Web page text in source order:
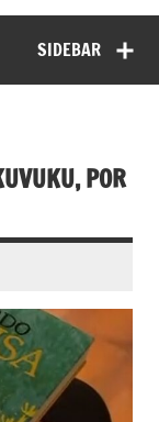
SIDEBAR
POR